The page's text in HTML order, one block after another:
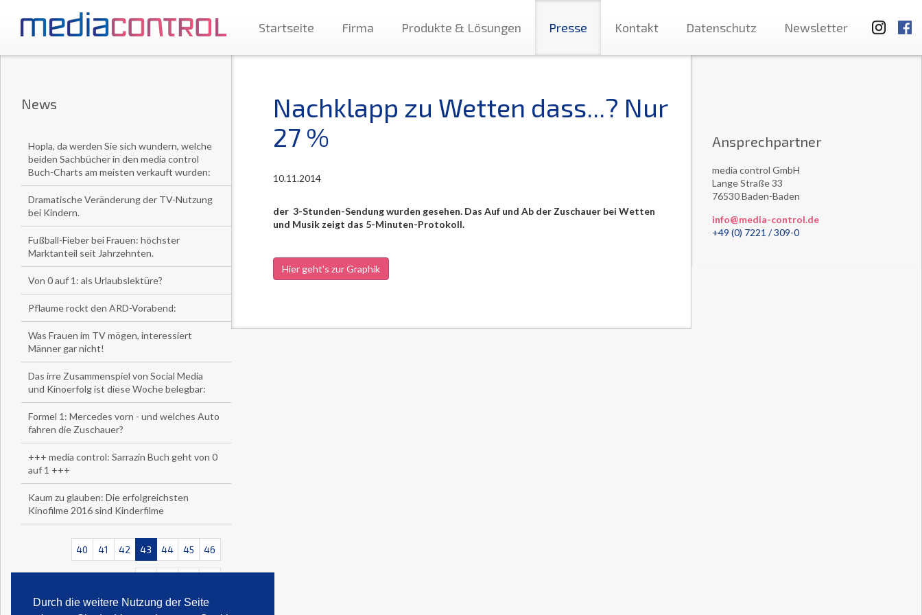
Durch die weitere Nutzung der Seite
Startseite Firma Produkte & Lösungen Presse Kontakt Datenschutz Newsletter
News
Hopla, da werden Sie sich wundern, welche
beiden Sachbücher in den media control
Buch-Charts am meisten verkauft wurden:
Dramatische Veränderung der TV-Nutzung
bei Kindern.
Fußball-Fieber bei Frauen: höchster
Marktanteil seit Jahrzehnten.
Von 0 auf 1: als Urlaubslektüre?
Pflaume rockt den ARD-Vorabend:
Was Frauen im TV mögen, interessiert
Männer gar nicht!
Das irre Zusammenspiel von Social Media
und Kinoerfolg ist diese Woche belegbar:
Formel 1: Mercedes vorn - und welches Auto
fahren die Zuschauer?
+++ media control: Sarrazin Buch geht von 0
auf 1 +++
Kaum zu glauben: Die erfolgreichsten
Kinofilme 2016 sind Kinderfilme
40 41 42 43 44 45 46
Nachklapp zu Wetten dass...? Nur
27 %
10.11.2014
der 3-Stunden-Sendung wurden gesehen. Das Auf und Ab der Zuschauer bei Wetten
und Musik zeigt das 5-Minuten-Protokoll.
Hier geht's zur Graphik
Ansprechpartner
media control GmbH
Lange Straße 33
76530 Baden-Baden
info@media-control.de
+49 (0) 7221 / 309-0